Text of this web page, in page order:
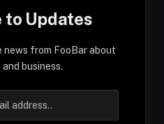
to Updates
from FooBar about
business.